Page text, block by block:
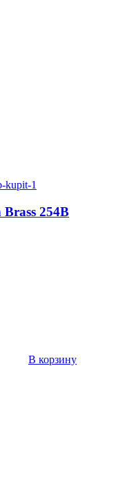
254B
В корзину